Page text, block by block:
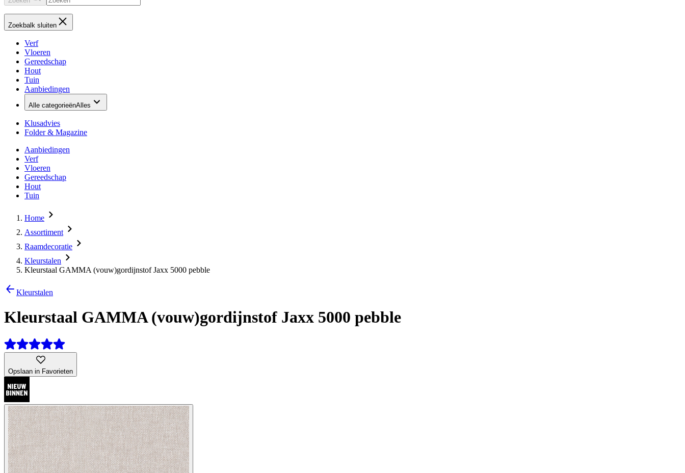
Zoekbalk sluiten
Verf
Vloeren
Gereedschap
Hout
Tuin
Aanbiedingen
Alle categorieënAlles
Klusadvies
Folder & Magazine
Aanbiedingen
Verf
Vloeren
Gereedschap
Hout
Tuin
Home
Assortiment
Raamdecoratie
Kleurstalen
Kleurstaal GAMMA (vouw)gordijnstof Jaxx 5000 pebble
Kleurstalen
Kleurstaal GAMMA (vouw)gordijnstof Jaxx 5000 pebble
Opslaan in Favorieten